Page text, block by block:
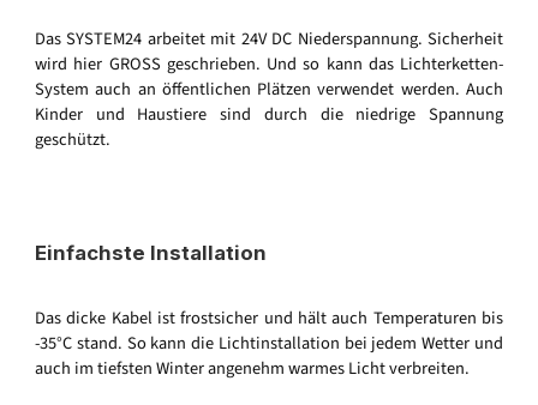
Das SYSTEM24 arbeitet mit 24V DC Niederspannung. Sicherheit
wird hier GROSS geschrieben. Und so kann das Lichterketten-
System auch an öffentlichen Plätzen verwendet werden. Auch
Kinder und Haustiere sind durch die niedrige Spannung
geschützt.
Einfachste Installation
Das dicke Kabel ist frostsicher und hält auch Temperaturen bis
-35°C stand. So kann die Lichtinstallation bei jedem Wetter und
auch im tiefsten Winter angenehm warmes Licht verbreiten.